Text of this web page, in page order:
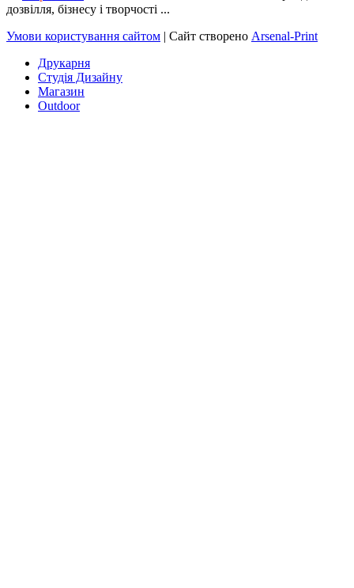
дозвілля, бізнесу і творчості ...
Умови користування сайтом | Сайт створено Arsenal-Print
Друкарня
Студія Дизайну
Магазин
Outdoor